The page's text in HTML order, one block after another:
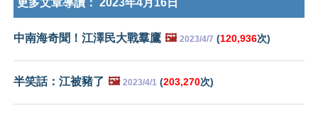
更多文章導讀： 2023年4月16日
中南海奇聞！江澤民大戰羣鷹 🖼️ 2023/4/7 (120,936次)
半笑話：江被豬了 🖼️ 2023/4/1 (203,270次)